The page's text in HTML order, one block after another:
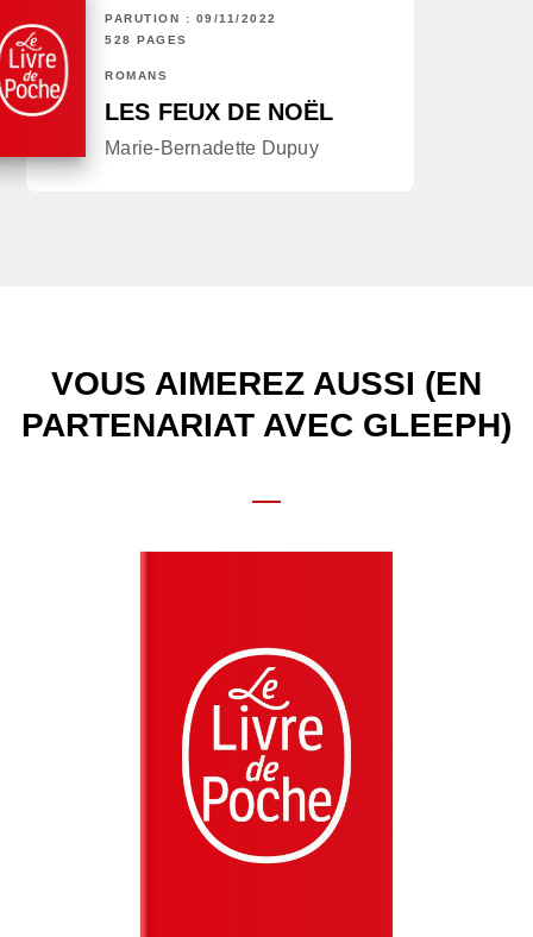
PARUTION : 09/11/2022
528 PAGES
ROMANS
LES FEUX DE NOËL
Marie-Bernadette Dupuy
VOUS AIMEREZ AUSSI (EN
PARTENARIAT AVEC GLEEPH)